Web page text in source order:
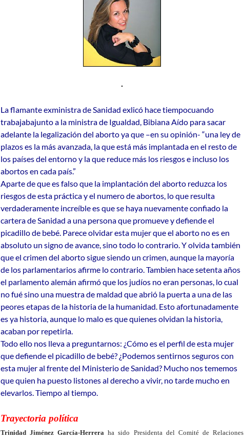
La flamante exministra de Sanidad exlicó hace tiempocuando
trabajabajunto a la ministra de Igualdad, Bibiana Aído para sacar
adelante la legalización del aborto ya que –en su opinión- “una ley de
plazos es la más avanzada, la que está más implantada en el resto de
los países del entorno y la que reduce más los riesgos e incluso los
abortos en cada país.”
Aparte de que es falso que la implantación del aborto reduzca los
riesgos de esta práctica y el numero de abortos, lo que resulta
verdaderamente increíble es que se haya nuevamente confiado la
cartera de Sanidad a una persona que promueve y defiende el
picadillo de bebé. Parece olvidar esta mujer que el aborto no es en
absoluto un signo de avance, sino todo lo contrario. Y olvida también
que el crimen del aborto sigue siendo un crimen, aunque la mayoría
de los parlamentarios afirme lo contrario. Tambien hace setenta años
el parlamento alemán afirmó que los judíos no eran personas, lo cual
no fué sino una muestra de maldad que abrió la puerta a una de las
peores etapas de la historia de la humanidad. Esto afortunadamente
es ya historia, aunque lo malo es que quienes olvidan la historia,
acaban por repetirla.
Todo ello nos lleva a preguntarnos: ¿Cómo es el perfil de esta mujer
que defiende el picadillo de bebé? ¿Podemos sentirnos seguros con
esta mujer al frente del Ministerio de Sanidad? Mucho nos tememos
que quien ha puesto listones al derecho a vivir, no tarde mucho en
elevarlos. Tiempo al tiempo.
Trayectoria política
Trinidad Jiménez García-Herrera ha sido Presidenta del Comité de Relaciones